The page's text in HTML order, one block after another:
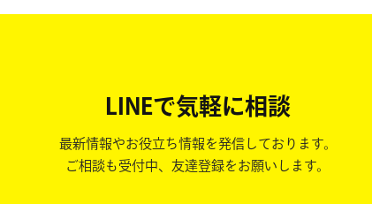
LINEで気軽に相談
最新情報やお役立ち情報を発信しております。
ご相談も受付中、友達登録をお願いします。